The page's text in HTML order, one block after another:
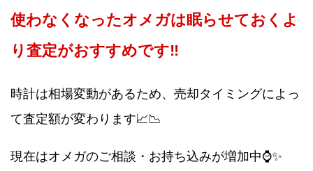
使わなくなったオメガは眠らせておくよ
り査定がおすすめです‼️
時計は相場変動があるため、売却タイミングによっ
て査定額が変わります📈📉
現在はオメガのご相談・お持ち込みが増加中⌚✨